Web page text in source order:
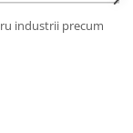
industrii precum